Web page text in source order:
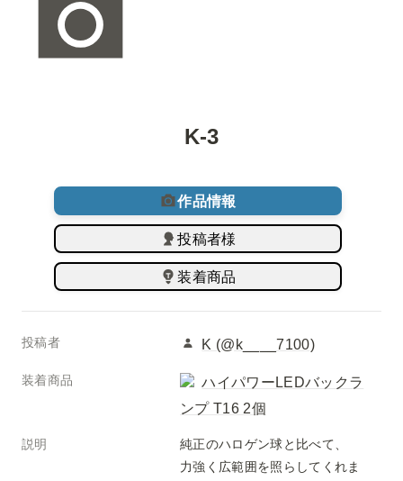
K-3
作品情報
投稿者様
装着商品
投稿者 K (@k____7100)
装着商品
ハイパワーLEDバックラ
ンプ T16 2個
説明
純正のハロゲン球と比べて、
力強く広範囲を照らしてくれま